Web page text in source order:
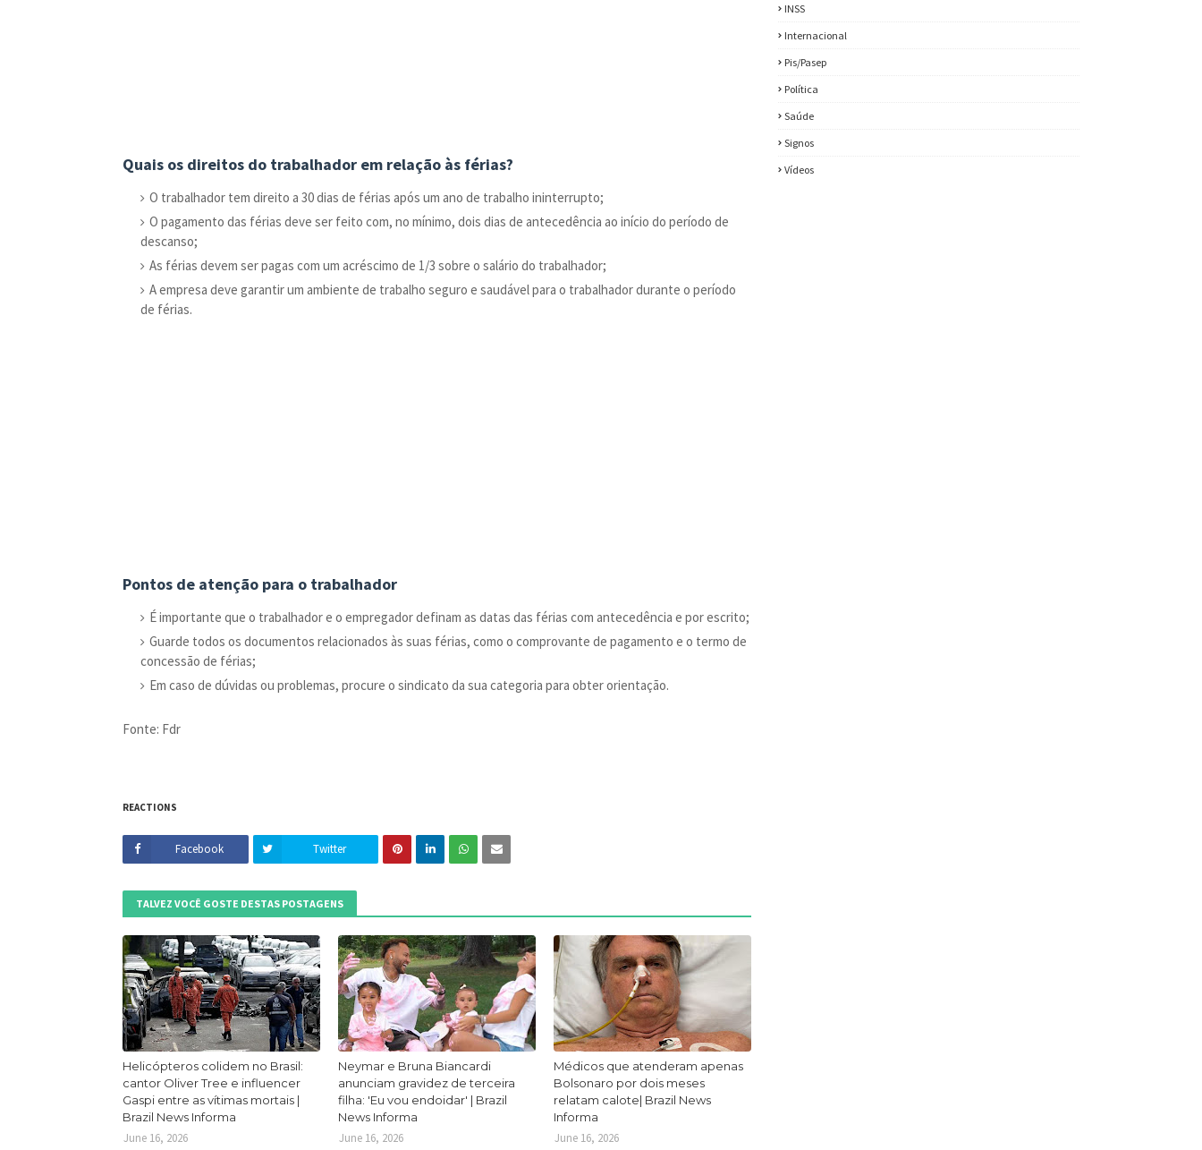
Quais os direitos do trabalhador em relação às férias?
O trabalhador tem direito a 30 dias de férias após um ano de trabalho ininterrupto;
O pagamento das férias deve ser feito com, no mínimo, dois dias de antecedência ao início do período de
descanso;
As férias devem ser pagas com um acréscimo de 1/3 sobre o salário do trabalhador;
A empresa deve garantir um ambiente de trabalho seguro e saudável para o trabalhador durante o período
de férias.
Pontos de atenção para o trabalhador
É importante que o trabalhador e o empregador definam as datas das férias com antecedência e por escrito;
Guarde todos os documentos relacionados às suas férias, como o comprovante de pagamento e o termo de
concessão de férias;
Em caso de dúvidas ou problemas, procure o sindicato da sua categoria para obter orientação.
Fonte: Fdr
REACTIONS
Facebook Twitter
TALVEZ VOCÊ GOSTE DESTAS POSTAGENS
Helicópteros colidem no Brasil:
cantor Oliver Tree e influencer
Gaspi entre as vítimas mortais |
Brazil News Informa
June 16, 2026
Neymar e Bruna Biancardi
anunciam gravidez de terceira
filha: 'Eu vou endoidar' | Brazil
News Informa
June 16, 2026
Médicos que atenderam apenas
Bolsonaro por dois meses
relatam calote| Brazil News
Informa
June 16, 2026
INSS
Internacional
Pis/Pasep
Política
Saúde
Signos
Vídeos